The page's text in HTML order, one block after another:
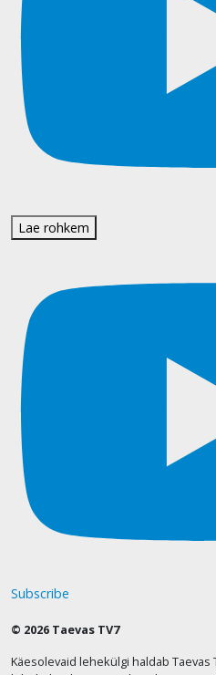
Lae rohkem
Subscribe
© 2026 Taevas TV7
Käesolevaid lehekülgi haldab